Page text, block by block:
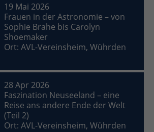
19 Mai 2026
Frauen in der Astronomie – von
Sophie Brahe bis Carolyn
Shoemaker
Ort: AVL-Vereinsheim, Wührden
28 Apr 2026
Faszination Neuseeland – eine
Reise ans andere Ende der Welt
(Teil 2)
Ort: AVL-Vereinsheim, Wührden